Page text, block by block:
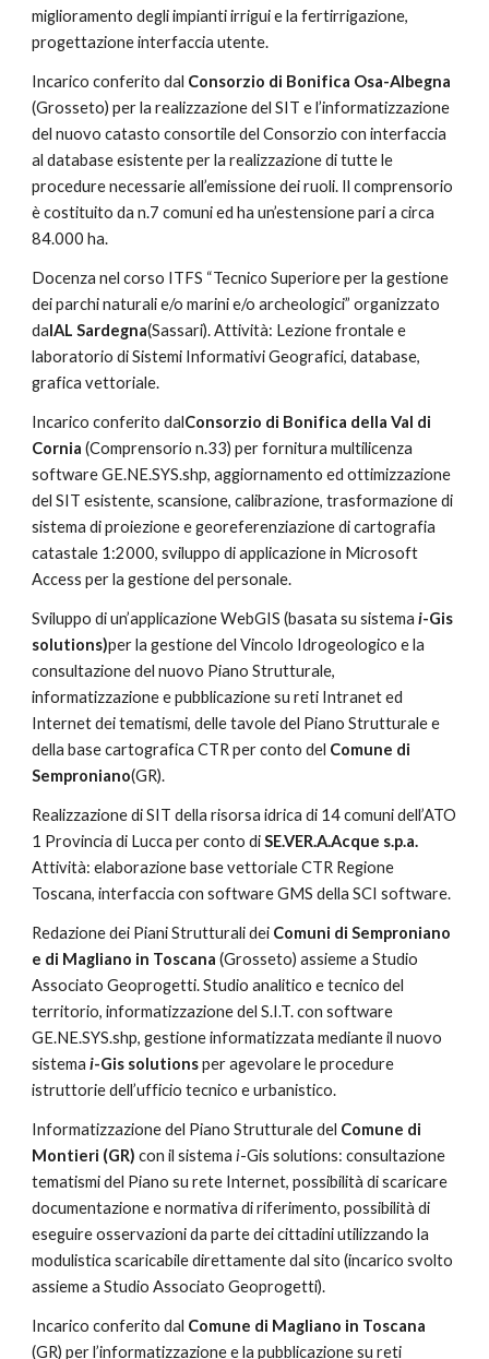
miglioramento degli impianti irrigui e la fertirrigazione,
progettazione interfaccia utente.
Incarico conferito dal
(Grosseto) per la realizzazione del SIT e l’informatizzazione
del nuovo catasto consortile del Consorzio con interfaccia
al database esistente per la realizzazione di tutte le
procedure necessarie all’emissione dei ruoli. Il comprensorio
è costituito da n.7 comuni ed ha un’estensione pari a circa
84.000 ha.
Docenza nel corso ITFS “Tecnico Superiore per la gestione
dei parchi naturali e/o marini e/o archeologici” organizzato
daIAL Sardegna(Sassari). Attività: Lezione frontale e
laboratorio di Sistemi Informativi Geografici, database,
grafica vettoriale.
Incarico conferito dalConsorzio di Bonifica della Val di
Cornia (Comprensorio n.33) per fornitura multilicenza
software GE.NE.SYS.shp, aggiornamento ed ottimizzazione
del SIT esistente, scansione, calibrazione, trasformazione di
sistema di proiezione e georeferenziazione di cartografia
catastale 1:2000, sviluppo di applicazione in Microsoft
Access per la gestione del personale.
Sviluppo di un’applicazione WebGIS (basata su sistema i-Gis
solutions)per la gestione del Vincolo Idrogeologico e la
consultazione del nuovo Piano Strutturale,
informatizzazione e pubblicazione su reti Intranet ed
Internet dei tematismi, delle tavole del Piano Strutturale e
della base cartografica CTR per conto del Comune di
Semproniano(GR).
Realizzazione di SIT della risorsa idrica di 14 comuni dell’ATO
1 Provincia di Lucca per conto di
Attività: elaborazione base vettoriale CTR Regione
Toscana, interfaccia con software GMS della SCI software.
Redazione dei Piani Strutturali dei Comuni di Semproniano
e di Magliano in Toscana (Grosseto) assieme a Studio
Associato Geoprogetti. Studio analitico e tecnico del
territorio, informatizzazione del S.I.T. con software
GE.NE.SYS.shp, gestione informatizzata mediante il nuovo
sistema i-Gis solutions per agevolare le procedure
istruttorie dell’ufficio tecnico e urbanistico.
Informatizzazione del Piano Strutturale del Comune di
Montieri (GR) con il sistema i-Gis solutions: consultazione
tematismi del Piano su rete Internet, possibilità di scaricare
documentazione e normativa di riferimento, possibilità di
eseguire osservazioni da parte dei cittadini utilizzando la
modulistica scaricabile direttamente dal sito (incarico svolto
assieme a Studio Associato Geoprogetti).
Incarico conferito dal
(GR) per l’informatizzazione e la pubblicazione su reti